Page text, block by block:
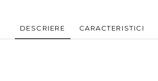
DESCRIERE CARACTERISTICI